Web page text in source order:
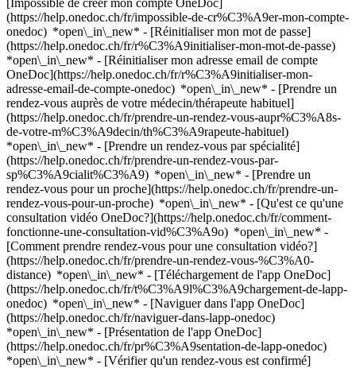
[Impossible de créer mon compte OneDoc]
(https://help.onedoc.ch/fr/impossible-de-cr%C3%A9er-mon-compte-
onedoc) *open\_in\_new* - [Réinitialiser mon mot de passe]
(https://help.onedoc.ch/fr/r%C3%A9initialiser-mon-mot-de-passe)
*open\_in\_new* - [Réinitialiser mon adresse email de compte
OneDoc](https://help.onedoc.ch/fr/r%C3%A9initialiser-mon-
adresse-email-de-compte-onedoc) *open\_in\_new* - [Prendre un
rendez-vous auprès de votre médecin/thérapeute habituel]
(https://help.onedoc.ch/fr/prendre-un-rendez-vous-aupr%C3%A8s-
de-votre-m%C3%A9decin/th%C3%A9rapeute-habituel)
*open\_in\_new* - [Prendre un rendez-vous par spécialité]
(https://help.onedoc.ch/fr/prendre-un-rendez-vous-par-
sp%C3%A9cialit%C3%A9) *open\_in\_new* - [Prendre un
rendez-vous pour un proche](https://help.onedoc.ch/fr/prendre-un-
rendez-vous-pour-un-proche) *open\_in\_new* - [Qu'est ce qu'une
consultation vidéo OneDoc?](https://help.onedoc.ch/fr/comment-
fonctionne-une-consultation-vid%C3%A9o) *open\_in\_new* -
[Comment prendre rendez-vous pour une consultation vidéo?]
(https://help.onedoc.ch/fr/prendre-un-rendez-vous-%C3%A0-
distance) *open\_in\_new* - [Téléchargement de l'app OneDoc]
(https://help.onedoc.ch/fr/t%C3%A9l%C3%A9chargement-de-lapp-
onedoc) *open\_in\_new* - [Naviguer dans l'app OneDoc]
(https://help.onedoc.ch/fr/naviguer-dans-lapp-onedoc)
*open\_in\_new* - [Présentation de l'app OneDoc]
(https://help.onedoc.ch/fr/pr%C3%A9sentation-de-lapp-onedoc)
*open\_in\_new* - [Vérifier qu'un rendez-vous est confirmé](https://help.onedoc.ch/fr/v%C3%A9rifier-quun-rendez-vous-est-confirm%C3%A9) *open\_in\_new* - [Annuler un rendez-vous pris en ligne sur OneDoc](https://help.onedoc.ch/fr/annuler-un-rendez-vous-pris-en-ligne-sur-onedoc) *open\_in\_new* - [Je ne reçois pas de confirmation de rendez-vous](https://help.onedoc.ch/fr/je-ne-re%C3%A7ois-pas-de-confirmation-de-rendez-vous) *open\_in\_new* [Voir tous nos articles *open\_in\_new*](https://help.onedoc.ch/fr/) close ## Modifier votre recherche ![Maison avec un signe plus annonçant qu’une consultation peut être effectuée sur place](https://www.onedoc.ch/assets/images/icons/on-site.svg) Sur place ![Caméra avec un symbole lecture annonçant qu’une consultation peut être effectuée à distance en vidéo](https://www.onedoc.ch/assets/images/icons/remote.svg) À distance Rechercher #### Spécialités #### Praticiens #### Établissements edit Spécialiste en médecine interne générale à Lugano tune Filtrer par Nouveaux patients*keyboard\_arrow\_down* - Acceptés*check\_circle* Langue parlée*keyboard\_arrow\_down* - Allemand*check\_circle* - Anglais*check\_circle* - Arabe*check\_circle* - Espagnol*check\_circle* - Français*check\_circle* - Grec*check\_circle* - Hongrois*check\_circle* - Italien*check\_circle* - Néerlandais*check\_circle* - Portugais*check\_circle* - Russe*check\_circle* - Slovaque*check\_circle* Sexe*keyboard\_arrow\_down* - Femme*check\_circle* - Homme*check\_circle* Réseau*keyboard\_arrow\_down* - mediX*check\_circle* Disponibilité*keyboard\_arrow\_down* - Disponible aujourdhui*check\_circle* - Dans les 3 prochains jours*check\_circle* - Dans les 7 prochains jours*check\_circle* - Dans les 14 prochains jours*check\_circle* # Spécialiste en médecine interne générale à Lugano: prenez rendez-vous en ligne aujourd'hui ## 6 résultats à Lugano [![Dr. Enrico Margoler, spécialiste en médecine interne générale à Lugano](https://assets.onedoc.ch/images/users/040ad211d9326a7f76be34b39b692219b2069d327383ad6a68fd9f2956df2fe1-small.png "Dr. Enrico Margoler, spécialiste en médecine interne générale à Lugano")](https://www.onedoc.ch/fr/specialiste-en-medecine-interne-generale/lugano/pbe5n/dr-enrico-margoler) ### [Dr. Enrico Margoler](https://www.onedoc.ch/fr/specialiste-en-medecine-interne-generale/lugano/pbe5n/dr-enrico-margoler) ![Badge indiquant un profil vérifié](https://www.onedoc.ch/assets/images/icons/checkmark.svg) Spécialiste en médecine interne générale Studio Medico Dr. med. Margoler Enrico Via Massagno 32 6900 Lugano ![Icône caméra avec un symbole lecture annonçant que le professionnel de santé propose des consultations vidéo](https://www.onedoc.ch/assets/images/icons/video-consultations.svg)Consultations vidéo disponibles ![Icône patient avec un signe plus annonçant que le professionnel accepte de nouveaux patients](https://www.onedoc.ch/assets/images/icons/new-patients.svg)Accepte les nouveaux patients [Réserver un RDV](https://www.onedoc.ch/fr/specialiste-en-medecine-interne-generale/lugano/pbe5n/dr-enrico-margoler) Expertises:[Check-up | bilan de santé](https://www.onedoc.ch/fr/check-up-bilan-de-sante/lugano), [Électrocardiogramme (ECG)](https://www.onedoc.ch/fr/electrocardiogramme-ecg/lugano), [Vaccination des enfants | Vaccination des nouveau-nés | Conseils de vaccination pédiatrique](https://www.onedoc.ch/fr/vaccination-des-enfants-vaccination-des-nouveau-nes-conseils-de-vaccination-pediatrique/lugano)Voir plus *chevron\_left* lun. 03 août *chevron\_right* Voir plus de rendez-vous *error\_outline* Une erreur s'est produite lors du chargement des disponibilités [Réessayer](https://www.onedoc.ch) Expertises:[Check-up | bilan de santé](https://www.onedoc.ch/fr/check-up-bilan-de-sante/lugano), [Électrocardiogramme (ECG)](https://www.onedoc.ch/fr/electrocardiogramme-ecg/lugano), [Vaccination des enfants | Vaccination des nouveau-nés | Conseils de vaccination pédiatrique](https://www.onedoc.ch/fr/vaccination-des-enfants-vaccination-des-nouveau-nes-conseils-de-vaccination-pediatrique/lugano)Voir plus [![Dr. Andrea Farruggia, spécialiste en médecine interne générale à Lugano](https://assets.onedoc.ch/images/users/91ed8253c4e36b26d1b09b82acdc567edcf87757b7dc328d1a73b958e8c97e49-small.jpg "Dr. Andrea Farruggia, spécialiste en médecine interne générale à Lugano")](https://www.onedoc.ch/fr/specialiste-en-medecine-interne-generale/lugano/pc4tw/dr-andrea-farruggia) ### [Dr. Andrea Farruggia](https://www.onedoc.ch/fr/specialiste-en-medecine-interne-generale/lugano/pc4tw/dr-andrea-farruggia) ![Badge indiquant un profil vérifié](https://www.onedoc.ch/assets/images/icons/checkmark.svg) Spécialiste en médecine interne générale [Studio Medico Salus](https://www.onedoc.ch/fr/cabinet-medical/lugano/evdz/studio-medico-salus) Via Carlo Frasca 8 6900 Lugano ![Dr. Andrea Farruggia est affilié au réseau mediX](https://assets.onedoc.ch/images/networks/logos/4f3be0e73805cd850f7f0f1bddc7c1871c91eddabe35e40a16c0bfdcf16c9e49-small.png) ![Icône patient avec un signe plus annonçant que le professionnel accepte de nouveaux patients](https://www.onedoc.ch/assets/images/icons/new-patients.svg)Accepte les nouveaux patients [Réserver un RDV](https://www.onedoc.ch/fr/specialiste-en-medecine-interne-generale/lugano/pc4tw/dr-andrea-farruggia) Expertises:[Prévention cardio-vasculaire | CardioCheck | CardioTest](https://www.onedoc.ch/fr/prevention-cardio-vasculaire-cardiocheck-cardiotest/lugano), [Contrôle médical permis de conduire NIVEAU 1](https://www.onedoc.ch/fr/controle-medical-permis-de-conduire-niveau-1/lugano), [Contrôle médical permis de conduire NIVEAU 2](https://www.onedoc.ch/fr/controle-medical-permis-de-conduire-niveau-2/lugano), [Check-up | bilan de santé](https://www.onedoc.ch/fr/check-up-bilan-de-sante/lugano), [Conseil aux voyageurs](https://www.onedoc.ch/fr/conseil-aux-voyageurs/lugano), [Urgence en médecine générale](https://www.onedoc.ch/fr/urgence-en-medecine-generale/lugano), [Conseils personnalisés en vaccination](https://www.onedoc.ch/fr/conseils-personnalises-en-vaccination/lugano), [Test urinaire](https://www.onedoc.ch/fr/test-urinaire/lugano), [Prise de sang | Prélèvement sanguin](https://www.onedoc.ch/fr/prise-de-sang-prelevement-sanguin/lugano)Voir plus *chevron\_left* lun. 03 août *chevron\_right* Voir plus de rendez-vous *error\_outline* Une erreur s'est produite lors du chargement des disponibilités [Réessayer](https://www.onedoc.ch) Expertises:[Prévention cardio-vasculaire | CardioCheck | CardioTest](https://www.onedoc.ch/fr/prevention-cardio-vasculaire-cardiocheck-cardiotest/lugano), [Contrôle médical permis de conduire NIVEAU 1](https://www.onedoc.ch/fr/controle-medical-permis-de-conduire-niveau-1/lugano), [Contrôle médical permis de conduire NIVEAU 2](https://www.onedoc.ch/fr/controle-medical-permis-de-conduire-niveau-2/lugano), [Check-up | bilan de santé](https://www.onedoc.ch/fr/check-up-bilan-de-sante/lugano), [Conseil aux voyageurs](https://www.onedoc.ch/fr/conseil-aux-voyageurs/lugano), [Urgence en médecine générale](https://www.onedoc.ch/fr/urgence-en-medecine-generale/lugano), [Conseils personnalisés en vaccination](https://www.onedoc.ch/fr/conseils-personnalises-en-vaccination/lugano), [Test urinaire](https://www.onedoc.ch/fr/test-urinaire/lugano), [Prise de sang | Prélèvement sanguin](https://www.onedoc.ch/fr/prise-de-sang-prelevement-sanguin/lugano)Voir plus [![Dr. Alfonso Iodice, spécialiste en médecine interne générale à Lugano](https://assets.onedoc.ch/images/users/f48aa4869e31be2a579eaf9c59420d947bbc52856571f00c2cf4912b60dc9919-small.png "Dr. Alfonso Iodice, spécialiste en médecine interne générale à Lugano")](https://www.onedoc.ch/fr/specialiste-en-medecine-interne-generale/lugano/pchhy/dr-alfonso-iodice) ### [Dr. Alfonso Iodice](https://www.onedoc.ch/fr/specialiste-en-medecine-interne-generale/lugano/pchhy/dr-alfonso-iodice) ![Badge indiquant un profil vérifié](https://www.onedoc.ch/assets/images/icons/checkmark.svg) Spécialiste en médecine interne générale Studio Medico Dr. A. Iodice Via Bottogno 7A 6962 Lugano ![Dr. Alfonso Iodice est affilié au réseau mediX](https://assets.onedoc.ch/images/networks/logos/4f3be0e73805cd850f7f0f1bddc7c1871c91eddabe35e40a16c0bfdcf16c9e49-small.png) ![Icône caméra avec un symbole lecture annonçant que le professionnel de santé propose des consultations vidéo](https://www.onedoc.ch/assets/images/icons/video-consultations.svg)Consultations vidéo disponibles ![Icône patient avec un signe plus annonçant que le professionnel accepte de nouveaux patients](https://www.onedoc.ch/assets/images/icons/new-patients.svg)Accepte les nouveaux patients [Réserver un RDV](https://www.onedoc.ch/fr/specialiste-en-medecine-interne-generale/lugano/pchhy/dr-alfonso-iodice) *chevron\_left* lun. 03 août *chevron\_right* Voir plus de rendez-vous *error\_outline* Une erreur s'est produite lors du chargement des disponibilités [Réessayer](https://www.onedoc.ch) [![Dr. Carola Biondi, spécialiste en médecine interne générale à Lugano](https://assets.onedoc.ch/images/users/7d15c28360e620f54c9a0ccc0510d2765afde5bc227365c593ddacaa27ecdee7-small.jpg "Dr. Carola Biondi, spécialiste en médecine interne générale à Lugano")](https://www.onedoc.ch/fr/specialiste-en-medecine-interne-generale/lugano/pcths/dr-carola-biondi) ### [Dr. Carola Biondi](https://www.onedoc.ch/fr/specialiste-en-medecine-interne-generale/lugano/pcths/dr-carola-biondi) ![Badge indiquant un profil vérifié](https://www.onedoc.ch/assets/images/icons/checkmark.svg) Spécialiste en médecine interne générale Dr.ssa med. Carola Biondi Via Pian Scairolo 34A 6915 Lugano ![Icône patient avec un signe plus annonçant que le professionnel accepte de nouveaux patients](https://www.onedoc.ch/assets/images/icons/new-patients.svg)Accepte les nouveaux patients [Réserver un RDV](https://www.onedoc.ch/fr/specialiste-en-medecine-interne-generale/lugano/pcths/dr-carola-bion